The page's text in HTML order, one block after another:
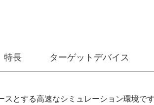
特長 ターゲットデバイス
スとする高速なシミュレーション環境で